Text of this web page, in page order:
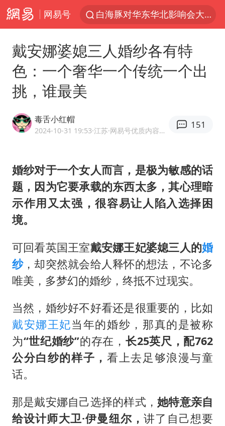
网易号
白海豚对华东华北影响会大于巴威
美将每月供乌爱国者拦截导弹
白海豚北上或致京津冀暴雨
上门女婿出轨女邻居多年被判重婚罪
国足U17与阿森纳决赛取消 并列冠军
香港刷新1884年以来最高气温纪录
暑期研学游升温 在旅途中增长知识
猫咪过火把节被抹成黑猫
宝妈给四胞胎取名平安喜乐
BLG经理辟谣Bin离队
总书记点赞的非遗苗绣焕发新生机
戴安娜婆媳三人婚纱各有特
色：一个奢华一个传统一个出
挑，谁最美
毒舌小红帽
2024-10-31 19:53·江苏 ·网易号优质内容创作者
151
婚纱对于一个女人而言，是极为敏感的话
题，因为它要承载的东西太多，其心理暗
示作用又太强，很容易让人陷入选择困
境。
可回看英国王室戴安娜王妃婆媳三人的婚
纱，却突然就会给人释怀的想法，不论多
唯美，多梦幻的婚纱，终抵不过现实。
当然，婚纱好不好看还是很重要的，比如
戴安娜王妃当年的婚纱，那真的是被称
为“世纪婚纱”的存在， 长25英尺，配762
公分白纱的样子， 看上去足够浪漫与童
话。
那是戴安娜自己选择的样式，她特意亲自
给设计师大卫·伊曼纽尔，讲了自己想要